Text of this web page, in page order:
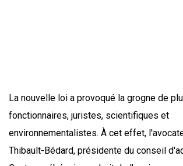
La nouvelle loi a provoqué la grogne de
fonctionnaires, juristes, scientifiques et
environnementalistes. À cet effet,
Thibault-Bédard, présidente du conseil